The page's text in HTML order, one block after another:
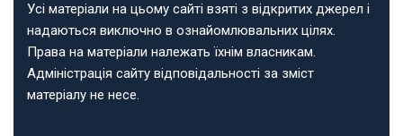
Усі матеріали на цьому сайті взяті з відкритих джерел і
надаються виключно в ознайомлювальних цілях.
Права на матеріали належать їхнім власникам.
Адміністрація сайту відповідальності за зміст
матеріалу не несе.